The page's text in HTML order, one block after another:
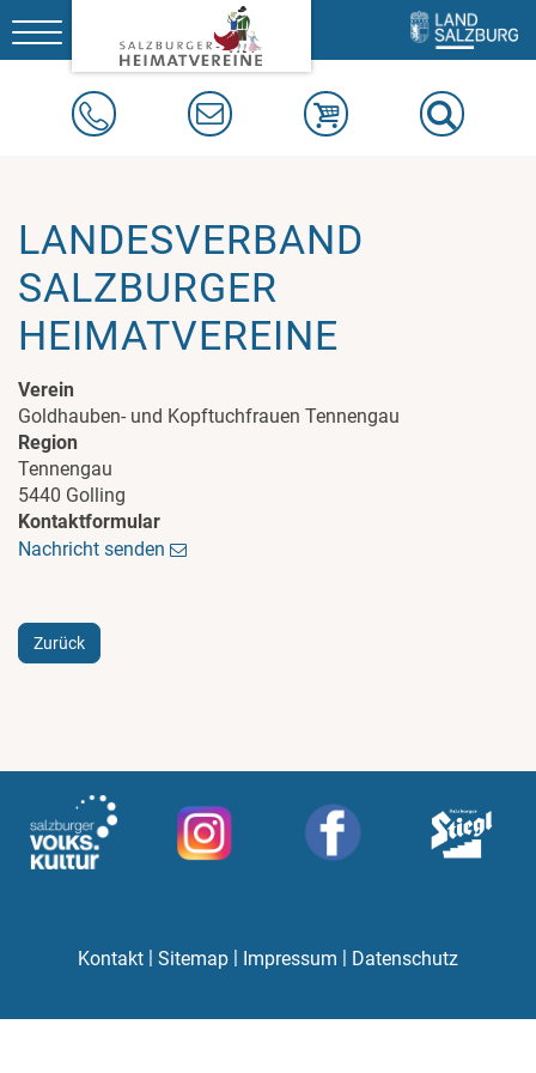
Toggle
navigation
LANDESVERBAND
SALZBURGER
HEIMATVEREINE
Verein
Goldhauben- und Kopftuchfrauen Tennengau
Region
Tennengau
5440 Golling
Kontaktformular
Nachricht senden
Zurück
Kontakt | Sitemap | Impressum | Datenschutz